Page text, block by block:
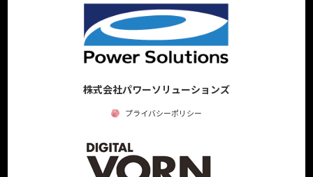
株式会社パワーソリューションズ
プライバシーポリシー